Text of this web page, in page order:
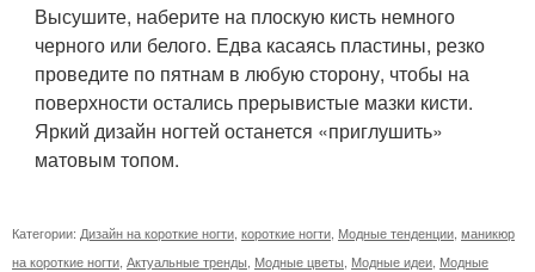
Высушите, наберите на плоскую кисть немного
черного или белого. Едва касаясь пластины, резко
проведите по пятнам в любую сторону, чтобы на
поверхности остались прерывистые мазки кисти.
Яркий дизайн ногтей останется «приглушить»
матовым топом.
Категории: Дизайн на короткие ногти короткие ногти Модные тенденции маникюр
на короткие ногти Актуальные тренды Модные цветы Модные идеи Модные